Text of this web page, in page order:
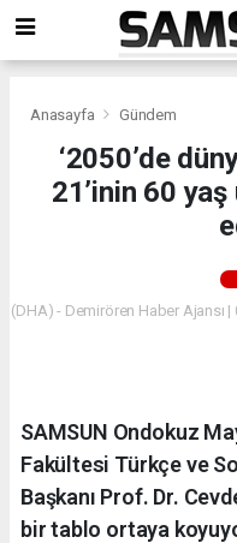
Anasayfa Gündem
‘2050’de
21’inin 60
(DHA) - Demirören Haber Ajansı
SAMSUN Ondokuz
Fakültesi Türkçe ve
Başkanı Prof. Dr.
bir tablo ortaya